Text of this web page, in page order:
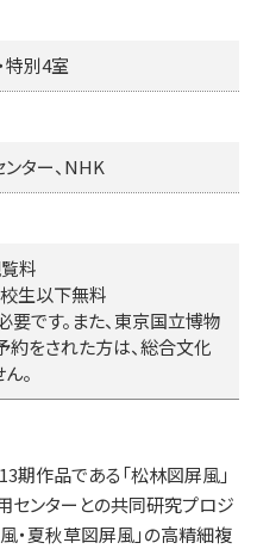
特別4室
ター、NHK
料
生以下無料
要です。また、東京国立博物
をされた方は、総合文化
。
期作品である「松林図屏風」
センターとの共同研究プロジ
・夏秋草図屏風」の高精細複